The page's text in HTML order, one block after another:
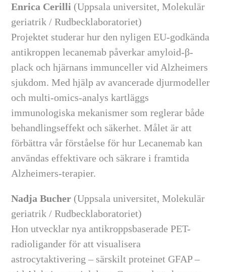
Enrica Cerilli (Uppsala universitet, Molekulär
geriatrik / Rudbecklaboratoriet)
Projektet studerar hur den nyligen EU-godkända
antikroppen lecanemab påverkar amyloid-β-
plack och hjärnans immunceller vid Alzheimers
sjukdom. Med hjälp av avancerade djurmodeller
och multi-omics-analys kartläggs
immunologiska mekanismer som reglerar både
behandlingseffekt och säkerhet. Målet är att
förbättra vår förståelse för hur Lecanemab kan
användas effektivare och säkrare i framtida
Alzheimers-terapier.
Nadja Bucher (Uppsala universitet, Molekulär
geriatrik / Rudbecklaboratoriet)
Hon utvecklar nya antikroppsbaserade PET-
radioligander för att visualisera
astrocytaktivering – särskilt proteinet GFAP –